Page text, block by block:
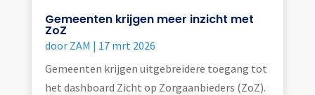
Gemeenten krijgen meer inzicht met
ZoZ
door ZAM | 17 mrt 2026
Gemeenten krijgen uitgebreidere toegang tot
het dashboard Zicht op Zorgaanbieders (ZoZ).